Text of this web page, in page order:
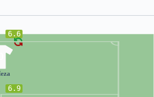
6.9
6.6